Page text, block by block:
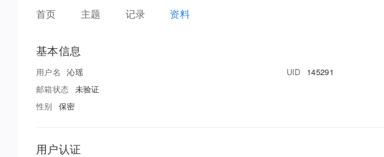
首页 主题 记录 资料
基本信息
用户名 沁瑶 UID
145291
邮箱状态 未验证
性别
保密
用户认证